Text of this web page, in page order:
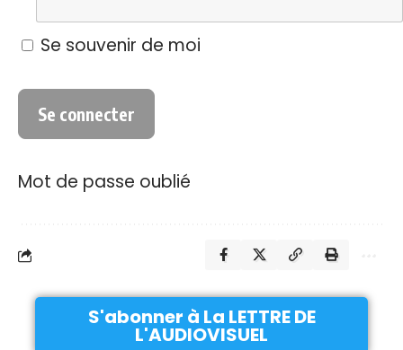
Se souvenir de moi
Mot de passe oublié
S'abonner à La LETTRE DE
L'AUDIOVISUEL